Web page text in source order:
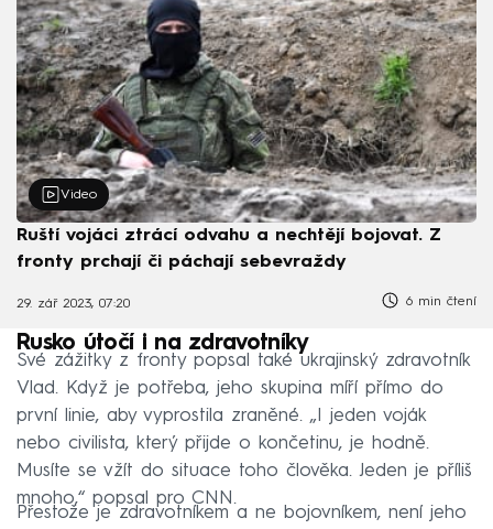
Video
Ruští vojáci ztrácí odvahu a nechtějí bojovat. Z
fronty prchají či páchají sebevraždy
29. zář 2023, 07:20 6 min čtení
Rusko útočí i na zdravotníky
Své zážitky z fronty popsal také ukrajinský zdravotník
Vlad. Když je potřeba, jeho skupina míří přímo do
první linie, aby vyprostila zraněné. „I jeden voják
nebo civilista, který přijde o končetinu, je hodně.
Musíte se vžít do situace toho člověka. Jeden je příliš
mnoho,“ popsal pro CNN.
Přestože je zdravotníkem a ne bojovníkem, není jeho